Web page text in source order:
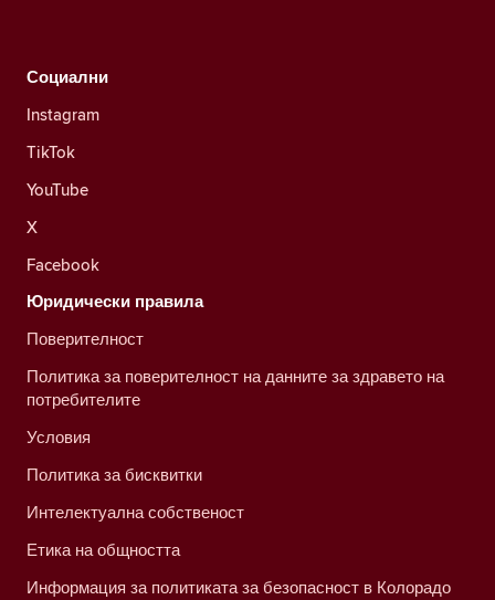
Социални
Instagram
TikTok
YouTube
X
Facebook
Юридически правила
Поверителност
Политика за поверителност на данните за здравето на
потребителите
Условия
Политика за бисквитки
Интелектуална собственост
Етика на общността
Информация за политиката за безопасност в Колорадо